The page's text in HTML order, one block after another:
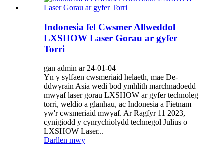
Indonesia fel Cwsmer Allweddol
LXSHOW Laser Gorau ar gyfer
Torri
gan admin ar 24-01-04
Yn y sylfaen cwsmeriaid helaeth, mae De-
ddwyrain Asia wedi bod ymhlith marchnadoedd
mwyaf laser gorau LXSHOW ar gyfer technoleg
torri, weldio a glanhau, ac Indonesia a Fietnam
yw'r cwsmeriaid mwyaf. Ar Ragfyr 11 2023,
cynigiodd y cynrychiolydd technegol Julius o
LXSHOW Laser...
Darllen mwy